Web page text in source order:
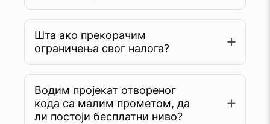
Шта ако прекорачим
ограничења свог налога?
Водим пројекат отвореног
кода са малим прометом, да
ли постоји бесплатни ниво?